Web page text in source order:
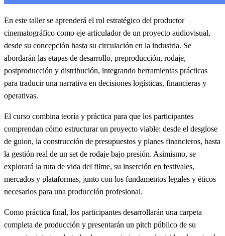
En este taller se aprenderá el rol estratégico del productor
cinematográfico como eje articulador de un proyecto audiovisual,
desde su concepción hasta su circulación en la industria. Se
abordarán las etapas de desarrollo, preproducción, rodaje,
postproducción y distribución, integrando herramientas prácticas
para traducir una narrativa en decisiones logísticas, financieras y
operativas.
El curso combina teoría y práctica para que los participantes
comprendan cómo estructurar un proyecto viable: desde el desglose
de guion, la construcción de presupuestos y planes financieros, hasta
la gestión real de un set de rodaje bajo presión. Asimismo, se
explorará la ruta de vida del filme, su inserción en festivales,
mercados y plataformas, junto con los fundamentos legales y éticos
necesarios para una producción profesional.
Como práctica final, los participantes desarrollarán una carpeta
completa de producción y presentarán un pitch público de su